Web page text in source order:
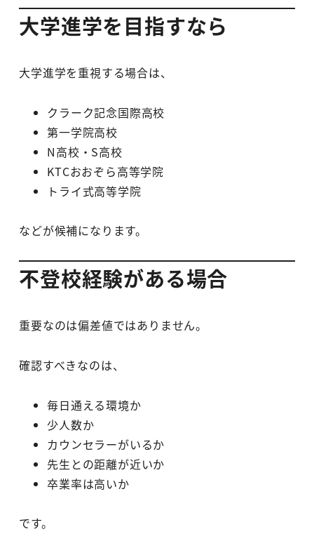
大学進学を目指すなら
大学進学を重視する場合は、
クラーク記念国際高校
第一学院高校
N高校・S高校
KTCおおぞら高等学院
トライ式高等学院
などが候補になります。
不登校経験がある場合
重要なのは偏差値ではありません。
確認すべきなのは、
毎日通える環境か
少人数か
カウンセラーがいるか
先生との距離が近いか
卒業率は高いか
です。